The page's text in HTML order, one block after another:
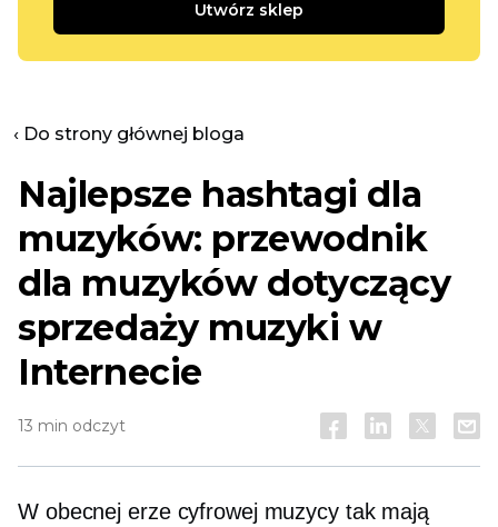
Utwórz sklep
‹ Do strony głównej bloga
Najlepsze hashtagi dla
muzyków: przewodnik
dla muzyków dotyczący
sprzedaży muzyki w
Internecie
13 min odczyt
W obecnej erze cyfrowej muzycy tak mają